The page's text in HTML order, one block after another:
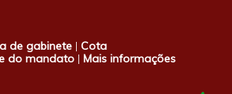
de gabinete |Cota
do mandato |Mais informações